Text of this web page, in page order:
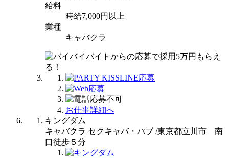
給料
時給7,000円以上
業種
キャバクラ
お仕事詳細へ
キングダム
キャバクラ セクキャバ・パブ /東京都立川市 南
口徒歩５分